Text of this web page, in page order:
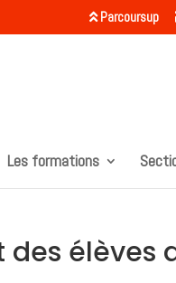
Parcoursup
Les formations
des élèves